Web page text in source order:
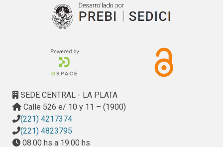
SEDE CENTRAL - LA PLATA
Calle 526 e/ 10 y 11 – (1900)
(221) 4217374
(221) 4823795
08.00 hs a 19.00 hs